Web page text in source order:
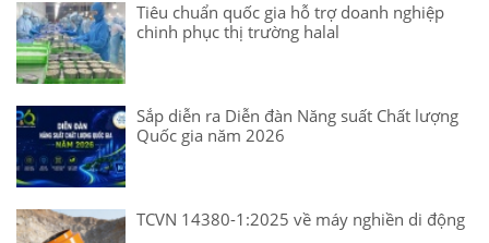
Tiêu chuẩn quốc gia hỗ trợ doanh nghiệp
chinh phục thị trường halal
Sắp diễn ra Diễn đàn Năng suất Chất lượng
Quốc gia năm 2026
TCVN 14380-1:2025 về máy nghiền di động